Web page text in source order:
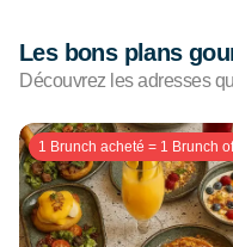
Les bons plans
Découvrez les adresses
1 Brunch acheté = 1 Brunch